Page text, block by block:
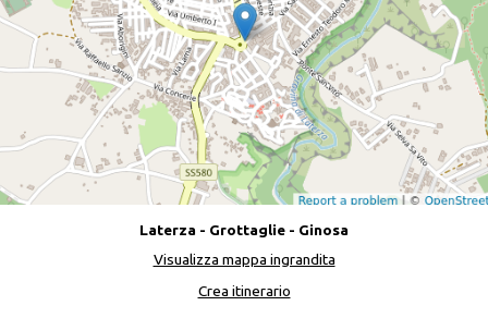
Laterza - Grottaglie - Ginosa
Visualizza mappa ingrandita
Crea itinerario